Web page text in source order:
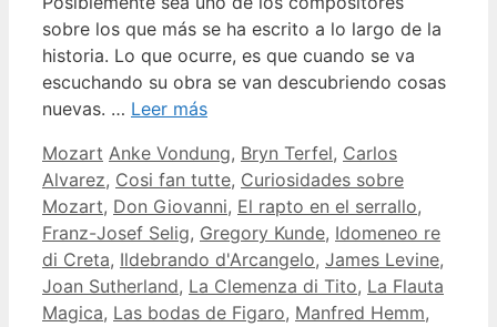
sobre los que más se ha escrito a lo largo de la
historia. Lo que ocurre, es que cuando se va
escuchando su obra se van descubriendo cosas
nuevas. … Leer más
Categorías
Mozart Etiquetas
Anke Vondung, Bryn Terfel, Carlos
Alvarez, Cosi fan tutte, Curiosidades sobre
Mozart, Don Giovanni, El rapto en el serrallo,
Franz-Josef Selig, Gregory Kunde, Idomeneo re
di Creta, Ildebrando d'Arcangelo, James Levine,
Joan Sutherland, La Clemenza di Tito, La Flauta
Magica, Las bodas de Figaro, Manfred Hemm,